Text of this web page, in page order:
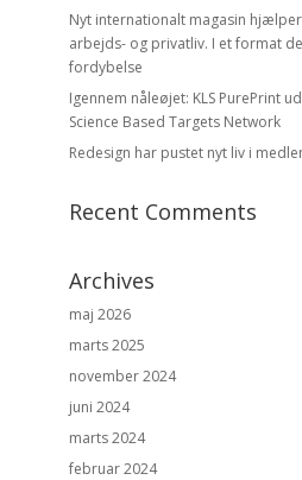
Nyt internationalt magasin
arbejds- og privatliv. I et format
fordybelse
Igennem nåleøjet: KLS PurePrint
Science Based Targets Network
Redesign har pustet nyt liv i
Recent Comments
Archives
maj 2026
marts 2025
november 2024
juni 2024
marts 2024
februar 2024